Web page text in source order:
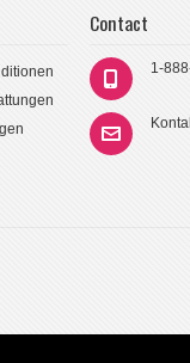
Contact
1-